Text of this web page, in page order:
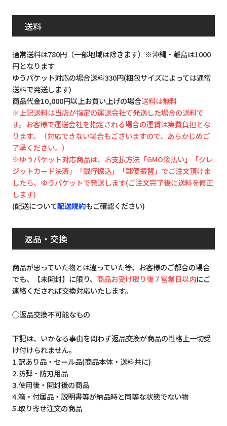
送料
通常送料は780円（一部地域は除きます）※沖縄・離島は1000
円となります
ゆうパケット対応の場合送料330円(梱包サイズによっては通常
送料で発送します)
商品代金10,000円以上お買い上げの場合送料は無料
※上記送料は当店が指定の運送会社で発送した場合の送料で
す。お客様で運送会社を指定される場合の運賃は実費負担とな
ります。（対応できない場合もございますので、あらかじめご
了承ください。）
※ゆうパケット対応商品は、お支払方法「GMO後払い」「クレ
ジットカード決済」「銀行振込」「郵便振替」でご注文頂けま
したら、ゆうパケットで発送します(ご注文完了後に送料を修正
します)
(配送について配送規約もご確認ください)
返品・交換
商品が思っていた物とは違っていた等、お客様のご都合の場合
でも、【未開封】に限り、 商品お受け取り後７営業日以内にご
連絡くだされば交換対応いたします。
◯返品交換不可能なもの
下記は、いかなる事由を問わず返品交換が商品の性格上一切受
け付けられません。
1.訳あり品・セール品(商品本体・送料共に)
2.防弾・防刃用品
3.使用後・開封後の商品
4.箱・付属品・説明書等が納品時と同等な状態でない物
5.取り寄せ注文の商品